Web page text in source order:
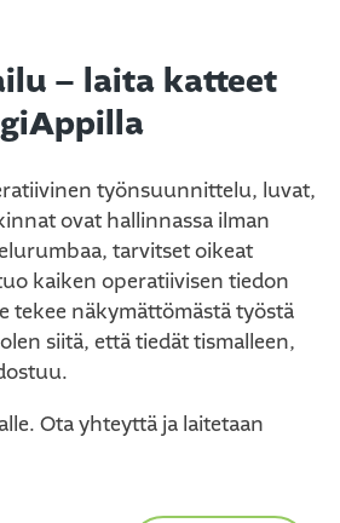
– laita katteet
työnsuunnittelu, luvat,
ovat hallinnassa ilman
tarvitset oikeat
kaiken operatiivisen tiedon
tekee näkymättömästä työstä
siitä, että tiedät tismalleen,
Ota yhteyttä ja laitetaan